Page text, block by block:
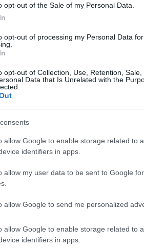
opt-out of the Sale of my Personal Data.
opt-out of processing my Personal Data
opt-out of Collection, Use, Retention,
Data that Is Unrelated with the
allow Google to enable storage related to
identifiers in apps.
allow my user data to be sent to Google
allow Google to send me personalized
allow Google to enable storage related to
identifiers in apps.
autorità tedesche però uno dei
potrebbero portare all’accusa
11 persone che
le perquisizioni sono
Sassonia, Baden-
gli attivisti hanno organizzato
petrolio a Schwedt. In
il flusso di petrolio, cui
casi hanno provocato
presunto reato, scrive il
formazione di una
ipotesi, peraltro già scartata
di intercettare telefoni e
così come in Italia, si sta
polizia nei confronti di un
a caso altri attivisti di Ultima